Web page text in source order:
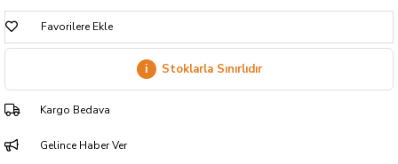
Favorilere Ekle
i Stoklarla Sınırlıdır
Kargo Bedava
Gelince Haber Ver